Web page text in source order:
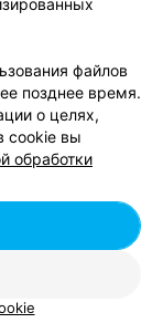
файлов
позднее время.
о целях,
cookie вы
обработки